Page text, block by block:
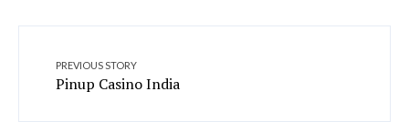
PREVIOUS STORY
Pinup Casino India